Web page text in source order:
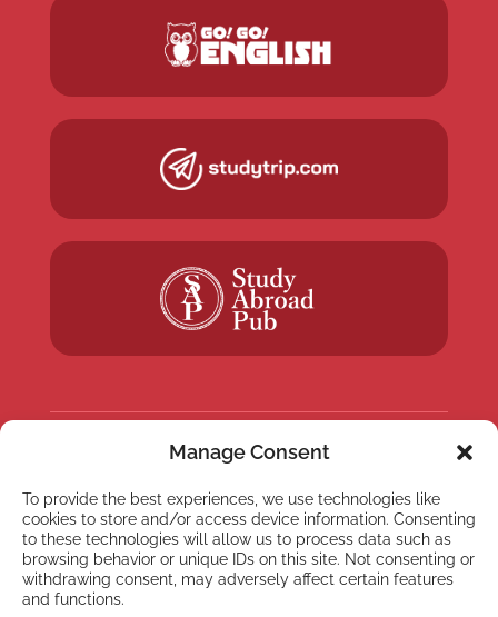
Manage Consent
To provide the best experiences, we use technologies like
cookies to store and/or access device information. Consenting
to these technologies will allow us to process data such as
browsing behavior or unique IDs on this site. Not consenting or
withdrawing consent, may adversely affect certain features
and functions.
Suscríbete a nuestra
newsletter